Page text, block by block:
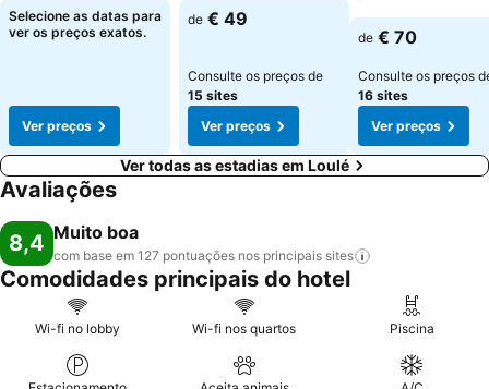
Selecione as datas para
ver os preços exatos.
Ver preços
de € 49
Consulte os preços de
15 sites
Ver preços
de € 70
Consulte os preços
16 sites
Ver preços
Ver todas as estadias em Loulé
Avaliações
8,4 Muito boa
com base em 127 pontuações nos principais sites
Comodidades principais do hotel
Wi-fi no lobby Wi-fi nos quartos Piscina